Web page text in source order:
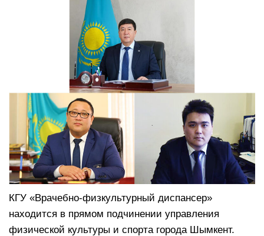
КГУ «Врачебно-физкультурный диспансер»
находится в прямом подчинении управления
физической культуры и спорта города Шымкент.